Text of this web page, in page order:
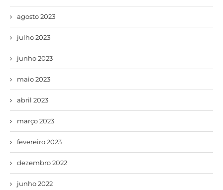
agosto 2023
julho 2023
junho 2023
maio 2023
abril 2023
março 2023
fevereiro 2023
dezembro 2022
junho 2022